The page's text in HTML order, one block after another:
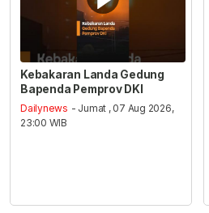
Kebakaran Landa Gedung
Bapenda Pemprov DKI
Dailynews - Jumat , 07 Aug 2026,
23:00 WIB